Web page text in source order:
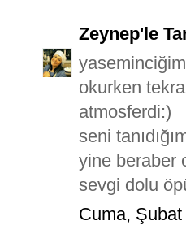
Zeynep'le
okurken
atmosferdi:)
seni
yine beraber
sevgi dolu
Cuma,